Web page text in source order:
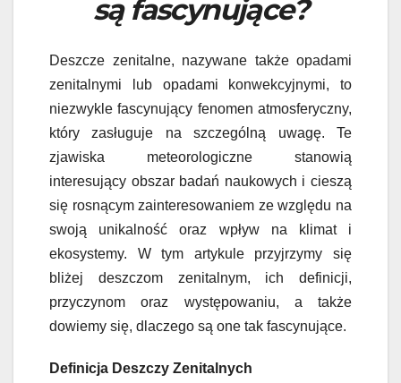
są fascynujące?
Deszcze zenitalne, nazywane także opadami
zenitalnymi lub opadami konwekcyjnymi, to
niezwykle fascynujący fenomen atmosferyczny,
który zasługuje na szczególną uwagę. Te
zjawiska meteorologiczne stanowią
interesujący obszar badań naukowych i cieszą
się rosnącym zainteresowaniem ze względu na
swoją unikalność oraz wpływ na klimat i
ekosystemy. W tym artykule przyjrzymy się
bliżej deszczom zenitalnym, ich definicji,
przyczynom oraz występowaniu, a także
dowiemy się, dlaczego są one tak fascynujące.
Definicja Deszczy Zenitalnych